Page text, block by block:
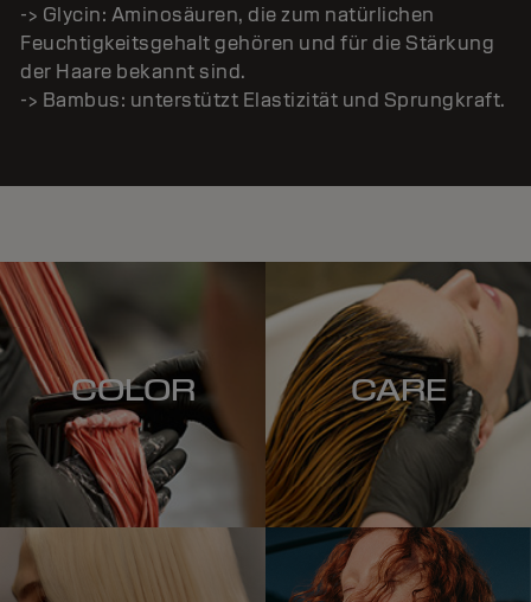
-> Glycin: Aminosäuren, die zum natürlichen
Feuchtigkeitsgehalt gehören und für die Stärkung
der Haare bekannt sind.
-> Bambus: unterstützt Elastizität und Sprungkraft.
COLOR CARE